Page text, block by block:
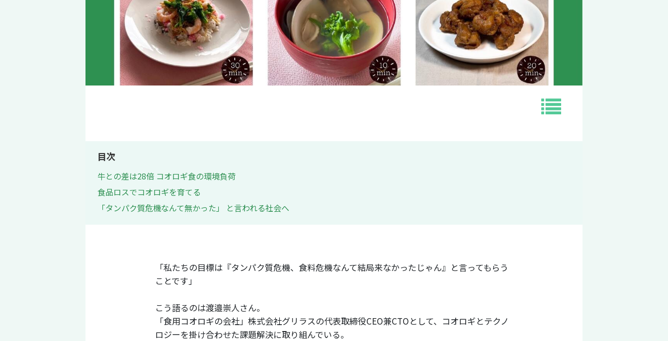
目次
牛との差は28倍 コオロギ食の環境負荷
食品ロスでコオロギを育てる
「タンパク質危機なんて無かった」 と言われる社会へ
「私たちの目標は『タンパク質危機、食料危機なんて結局来なかったじゃん』と言ってもらう
ことです」
こう語るのは​​渡邉崇人さん。
「食用コオロギの会社」株式会社グリラスの代表取締役CEO兼CTOとして、コオロギとテクノ
ロジーを掛け合わせた課題解決に取り組んでいる。